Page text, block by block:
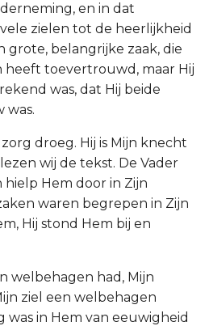
en in dat
zielen tot de heerlijkheid
grote, belangrijke zaak, die
heeft toevertrouwd, maar Hij
was, dat Hij beide
was.
droeg. Hij is Mijn knecht
wij de tekst. De Vader
hielp Hem door in Zijn
waren begrepen in Zijn
Hij stond Hem bij en
welbehagen had, Mijn
ziel een welbehagen
was in Hem van eeuwigheid